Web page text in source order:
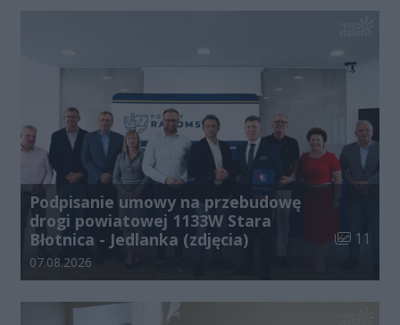
Podpisanie umowy na przebudowę
drogi powiatowej 1133W Stara
Błotnica - Jedlanka (zdjęcia)
Liczba
11
Data dodania galerii:
07.08.2026